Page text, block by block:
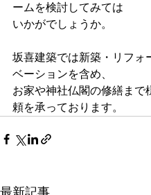
ームを検討してみては
いかがでしょうか。
坂喜建築では新築・リフォ
ベーションを含め、
お家や神社仏閣の修繕まで
頼を承っております。
最新記事